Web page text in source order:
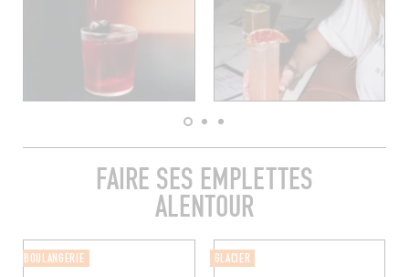
FAIRE SES EMPLETTES
ALENTOUR
BOULANGERIE GLACIER